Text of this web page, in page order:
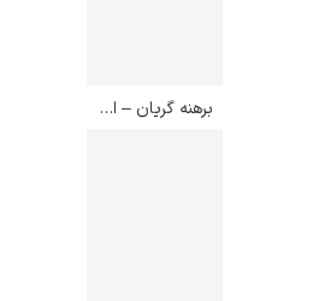
برهنه گریان – ادوارد مونک